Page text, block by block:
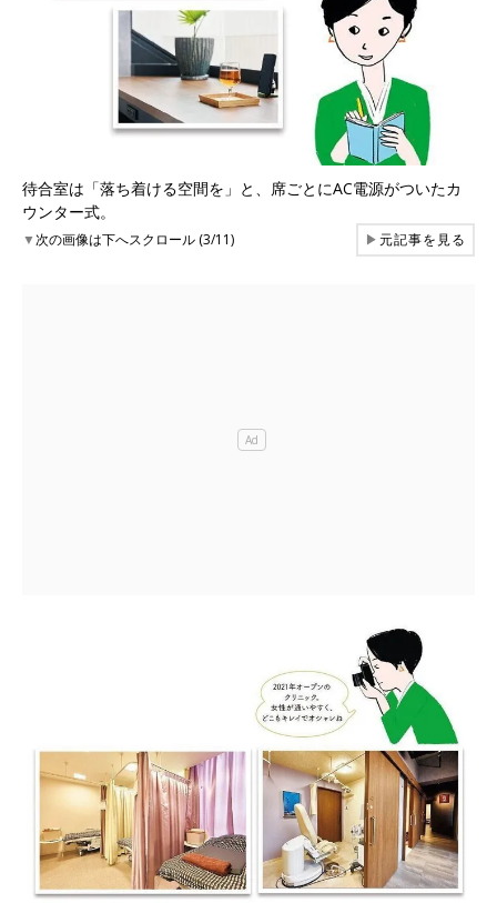
待合室は「落ち着ける空間を」と、席ごとにAC電源がついたカ
ウンター式。
▼次の画像は下へスクロール (3/11) ▶元記事を見る